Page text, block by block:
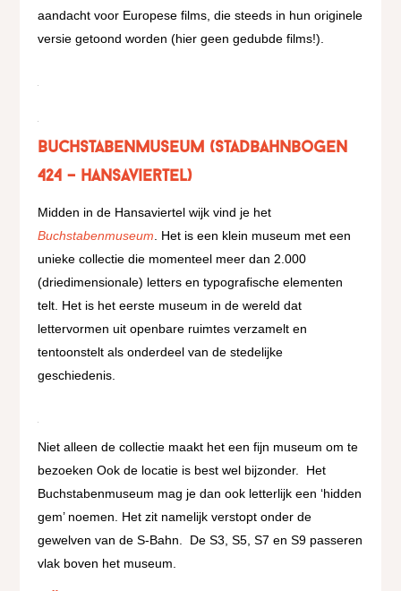
aandacht voor Europese films, die steeds in hun originele
versie getoond worden (hier geen gedubde films!).
Buchstabenmuseum (Stadbahnbogen
424 – Hansaviertel)
Midden in de Hansaviertel wijk vind je het
Buchstabenmuseum . Het is een klein museum met een
unieke collectie die momenteel meer dan 2.000
(driedimensionale) letters en typografische elementen
telt. Het is het eerste museum in de wereld dat
lettervormen uit openbare ruimtes verzamelt en
tentoonstelt als onderdeel van de stedelijke
geschiedenis.
Niet alleen de collectie maakt het een fijn museum om te
bezoeken Ook de locatie is best wel bijzonder.
Het
Buchstabenmuseum mag je dan ook letterlijk een ‘hidden
gem’ noemen. Het zit namelijk verstopt onder de
gewelven van de S-Bahn.
De S3, S5, S7 en S9 passeren
vlak boven het museum.